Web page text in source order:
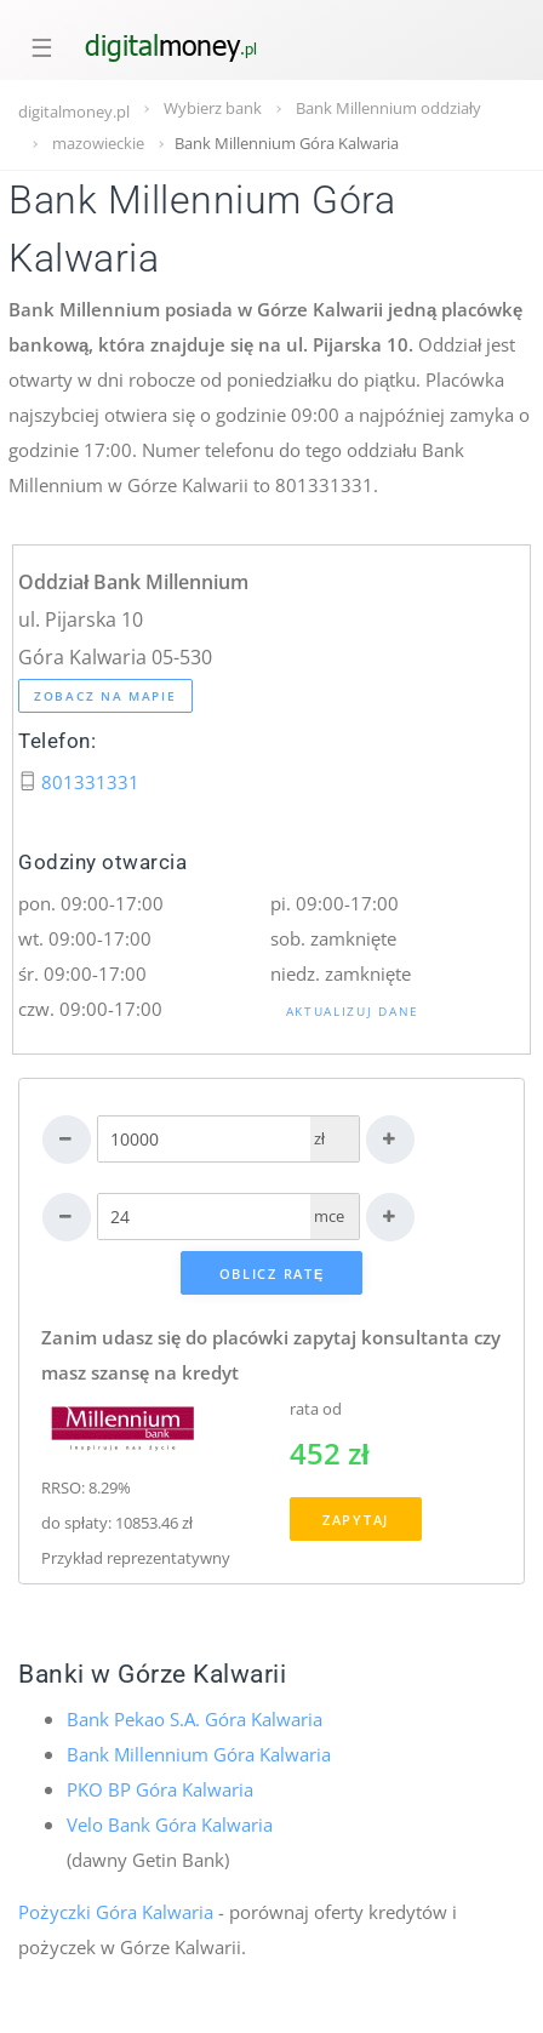
☰
digitalmoney.pl Wybierz bank
Bank Millennium oddziały
mazowieckie
Bank Millennium Góra Kalwaria
Bank Millennium Góra
Kalwaria
Bank Millennium posiada w Górze Kalwarii jedną placówkę
bankową, która znajduje się na ul. Pijarska 10. Oddział jest
otwarty w dni robocze od poniedziałku do piątku. Placówka
najszybciej otwiera się o godzinie 09:00 a najpóźniej zamyka o
godzinie 17:00. Numer telefonu do tego oddziału Bank
Millennium w Górze Kalwarii to 801331331.
Oddział Bank Millennium
ul. Pijarska 10
Góra Kalwaria 05-530
ZOBACZ NA MAPIE
Telefon:
801331331
Godziny otwarcia
pon. 09:00-17:00
wt. 09:00-17:00
śr. 09:00-17:00
czw. 09:00-17:00
pi. 09:00-17:00
sob. zamknięte
niedz. zamknięte
AKTUALIZUJ DANE
zł
mce
Zanim udasz się do placówki zapytaj konsultanta czy
masz szansę na kredyt
RRSO: 8.29%
do spłaty: 10853.46 zł
Przykład reprezentatywny
rata od
452 zł
ZAPYTAJ
Banki w Górze Kalwarii
Bank Pekao S.A. Góra Kalwaria
Bank Millennium Góra Kalwaria
PKO BP Góra Kalwaria
Velo Bank Góra Kalwaria
(dawny Getin Bank)
Pożyczki Góra Kalwaria - porównaj oferty kredytów i
pożyczek w Górze Kalwarii.